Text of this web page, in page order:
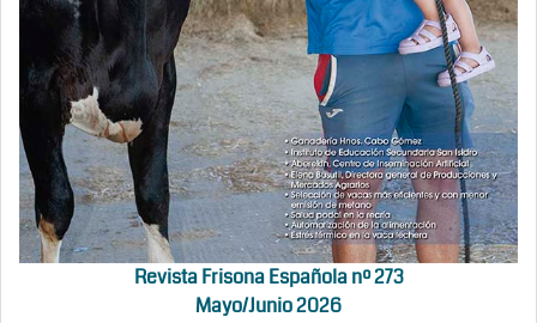
Revista Frisona Española nº 273
Mayo/Junio 2026